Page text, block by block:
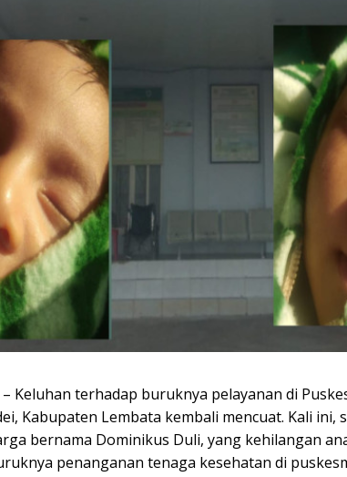
– Keluhan terhadap buruknya pelayanan di
Kabupaten Lembata kembali mencuat. Kali
bernama Dominikus Duli, yang kehilangan
penanganan tenaga kesehatan di